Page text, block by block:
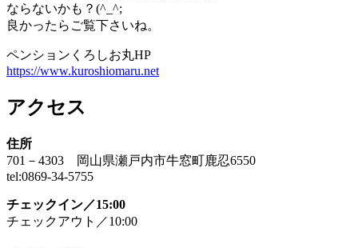
ならないかも？(^_^;
良かったらご覧下さいね。
ペンションくろしお丸HP
https://www.kuroshiomaru.net
アクセス
住所
701－4303 岡山県瀬戸内市牛窓町鹿忍6550
tel:0869-34-5755
チェックイン／15:00
チェックアウト／10:00